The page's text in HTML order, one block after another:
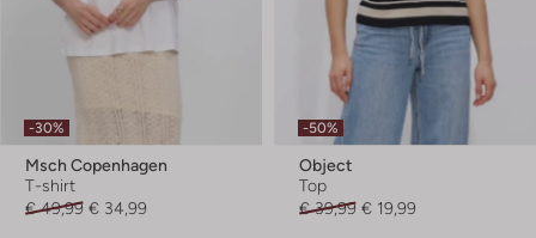
-30%
Msch Copenhagen
T-shirt
€ 49,99 € 34,99
-50%
Object
Top
€ 39,99 € 19,99